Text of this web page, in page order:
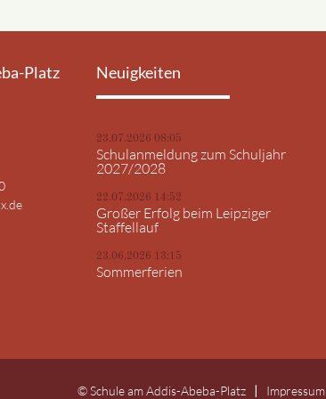
Platz Neuigkeiten
23.07.2026 08:05
Schulanmeldung zum Schuljahr
2027/2028
22.07.2026 14:52
Großer Erfolg beim Leipziger
Staffellauf
23.06.2026 13:15
Sommerferien
© Schule am Addis-Abeba-Platz Impressum